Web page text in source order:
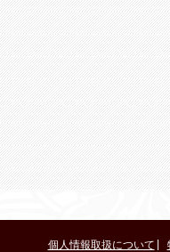
個人情報取扱について